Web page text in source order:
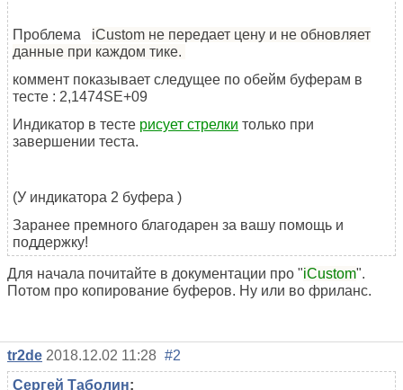
Проблема iCustom не передает цену и не обновляет
данные при каждом тике.
коммент показывает следущее по обейм буферам в
тесте : 2,1474SE+09
Индикатор в тесте рисует стрелки только при
завершении теста.
(У индикатора 2 буфера )
Заранее премного благодарен за вашу помощь и
поддержку!
Для начала почитайте в документации про "iCustom".
Потом про копирование буферов. Ну или во фриланс.
tr2de 2018.12.02 11:28 #2
Сергей Таболин: